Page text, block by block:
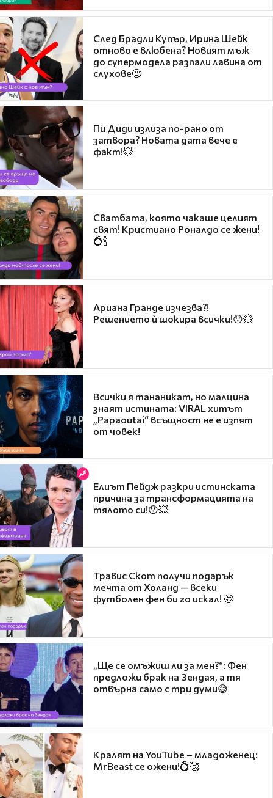
След Брадли Купър, Ирина Шейк
отново е влюбена? Новият мъж
до супермодела разпали лавина от
слухове🧐
Пи Диди излиза по-рано от
затвора? Новата дата вече е
факт!💥
Сватбата, която чакаше целият
свят! Кристиано Роналдо се жени!
💍🍾
Ариана Гранде изчезва?!
Решението ѝ шокира всички!😯💥
Всички я тананикат, но малцина
знаят истината: VIRAL хитът
„Papaoutai“ всъщност не е изпят
от човек!
Елиът Пейдж разкри истинската
причина за трансформацията на
тялото си!😯💥
Травис Скот получи подарък
мечта от Холанд — всеки
футболен фен би го искал! 🤩
„Ще се омъжиш ли за мен?“: Фен
предложи брак на Зендая, а тя
отвърна само с три думи😅
Кралят на YouTube – младоженец:
MrBeast се ожени!💍🥰